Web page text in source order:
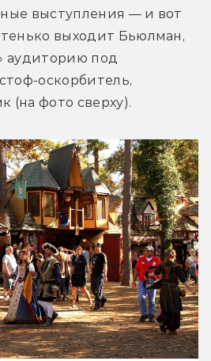
выступления — и вот
выходит Бьюлман,
аудиторию под
оскорбитель,
(на фото сверху).